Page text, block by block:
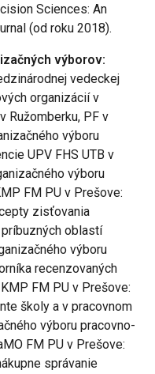
Sciences: An
(od roku 2018).
výborov:
vedeckej
organizácií v
Ružomberku, PF v
výboru
UPV FHS UTB v
výboru
FM PU v Prešove:
zisťovania
oblastí
výboru
recenzovaných
FM PU v Prešove:
školy a v pracovnom
výboru pracovno-
FM PU v Prešove:
správanie